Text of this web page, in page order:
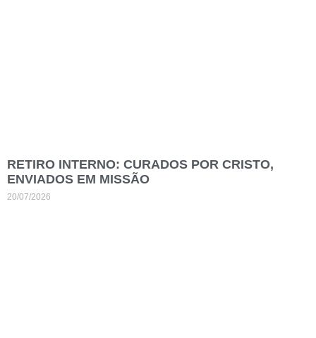
RETIRO INTERNO: CURADOS POR CRISTO,
ENVIADOS EM MISSÃO
20/07/2026